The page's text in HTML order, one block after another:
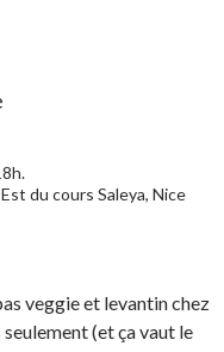
du cours Saleya, Nice
veggie et levantin chez
(et ça vaut le